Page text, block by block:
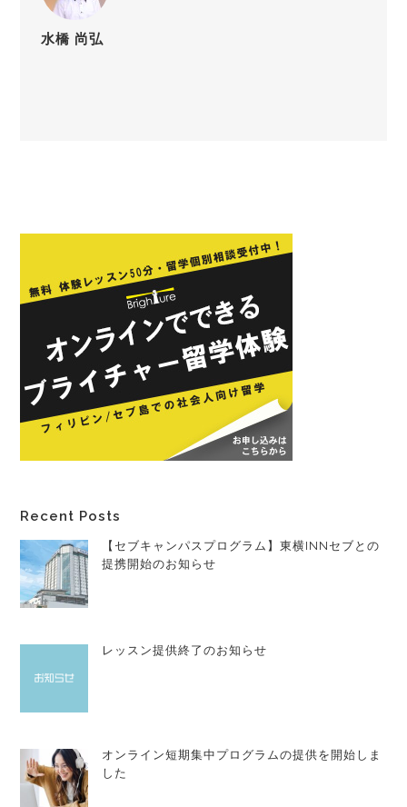
水橋 尚弘
Recent Posts
【セブキャンパスプログラム】東横INNセブとの
提携開始のお知らせ
レッスン提供終了のお知らせ
オンライン短期集中プログラムの提供を開始しま
した